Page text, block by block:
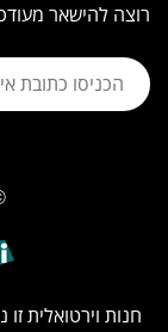
רוצה להישאר
©
חנות וירטואלית